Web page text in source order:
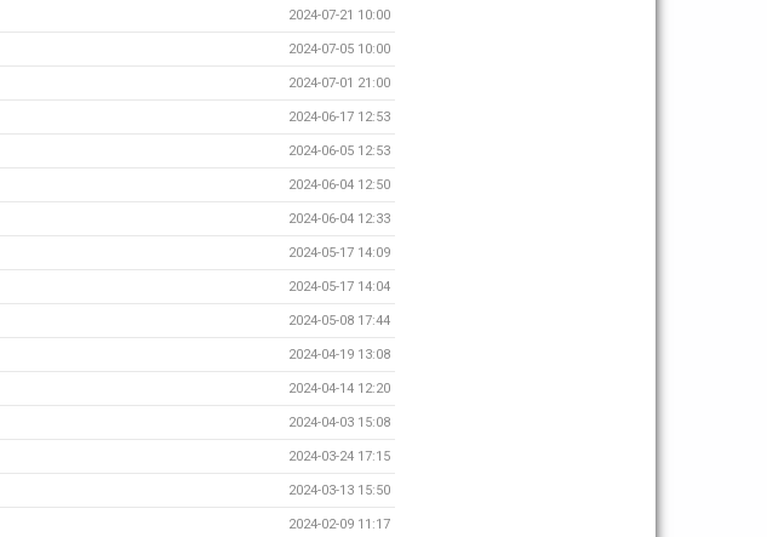
2024-07-21 10:00
2024-07-05 10:00
2024-07-01 21:00
2024-06-17 12:53
2024-06-05 12:53
2024-06-04 12:50
2024-06-04 12:33
2024-05-17 14:09
2024-05-17 14:04
2024-05-08 17:44
2024-04-19 13:08
2024-04-14 12:20
2024-04-03 15:08
2024-03-24 17:15
2024-03-13 15:50
2024-02-09 11:17